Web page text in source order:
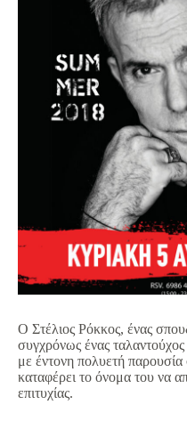
Ο Στέλιος Ρόκκος, ένας
συγχρόνως ένας ταλαντούχος
με έντονη πολυετή παρουσία
καταφέρει το όνομα του να
επιτυχίας.